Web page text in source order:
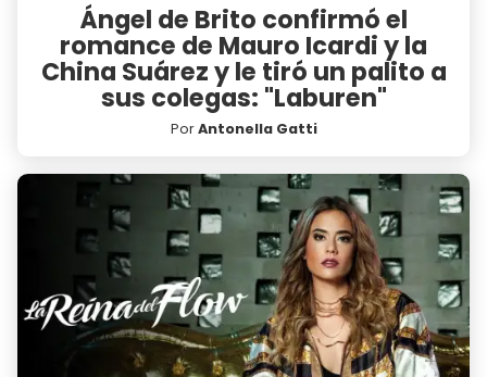
Ángel de Brito confirmó el
romance de Mauro Icardi y la
China Suárez y le tiró un palito a
sus colegas: "Laburen"
PorAntonella Gatti